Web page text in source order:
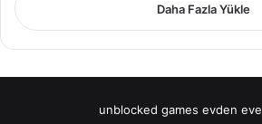
Daha Fazla Yükle
unblocked games evden